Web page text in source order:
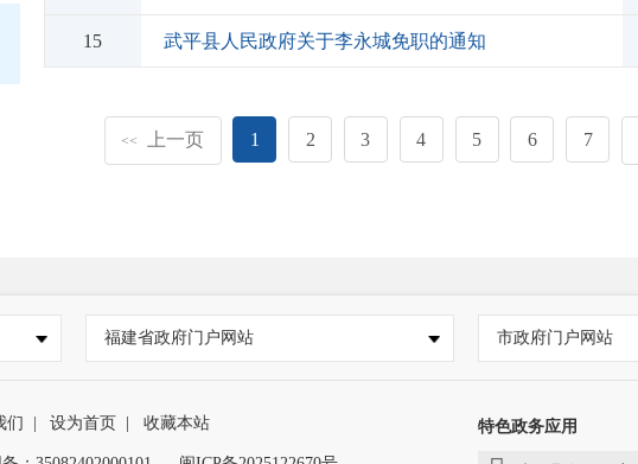
15 武平县人民政府关于李永城免职的通知
<< 上一页 1 2 3 4 5 6 7
福建省政府门户网站 市政府门户网站
们 设为首页 收藏本站 特色政务应用